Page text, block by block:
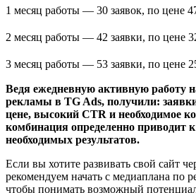
1 месяц работы — 30 заявок, по цене
2 месяц работы — 42 заявки, по цене
3 месяц работы — 53 заявки, по цене
Ведя ежедневную активную работу
рекламы в TG Ads, получили:
цене, высокий CTR и необходимое
комбинация определенно приводит
необходимых результатов.
Если вы хотите развивать свой сайт
рекомендуем начать с медиаплана по
чтобы понимать возможный